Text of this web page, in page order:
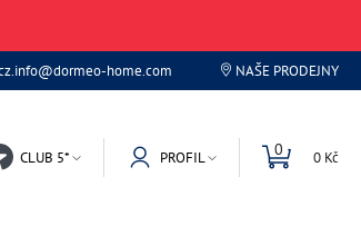
home.com NAŠE PRODEJNY
CLUB 5* PROFIL 0 0 Kč